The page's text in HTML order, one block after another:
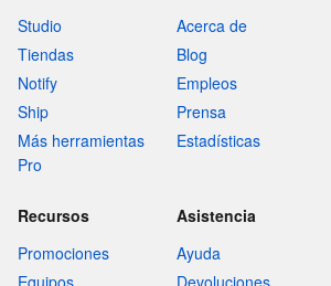
Studio
Tiendas
Notify
Ship
Más herramientas
Pro
Acerca de
Blog
Empleos
Prensa
Estadísticas
Recursos
Promociones
Equipos
Asistencia
Ayuda
Devoluciones